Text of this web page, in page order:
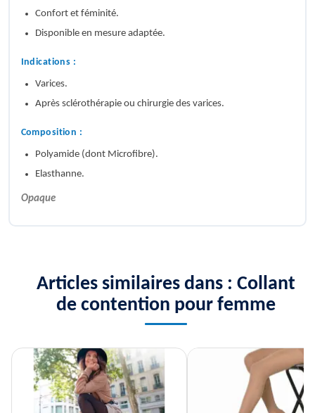
Confort et féminité.
Disponible en mesure adaptée.
Indications :
Varices.
Après sclérothérapie ou chirurgie des varices.
Composition :
Polyamide (dont Microfibre).
Elasthanne.
Opaque
Articles similaires dans : Collant
de contention pour femme